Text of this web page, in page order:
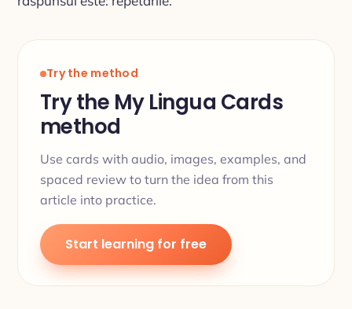
Try the method
Try the My Lingua Cards
method
Use cards with audio, images, examples, and
spaced review to turn the idea from this
article into practice.
Start learning for free